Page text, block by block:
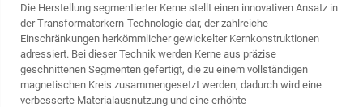
Die Herstellung segmentierter Kerne stellt einen innovativen Ansatz in
der Transformatorkern-Technologie dar, der zahlreiche
Einschränkungen herkömmlicher gewickelter Kernkonstruktionen
adressiert. Bei dieser Technik werden Kerne aus präzise
geschnittenen Segmenten gefertigt, die zu einem vollständigen
magnetischen Kreis zusammengesetzt werden; dadurch wird eine
verbesserte Materialausnutzung und eine erhöhte